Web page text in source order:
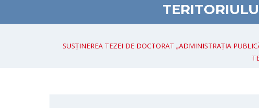
SUSȚINEREA TEZEI DE DOCTORAT „ADMINISTRAȚIA